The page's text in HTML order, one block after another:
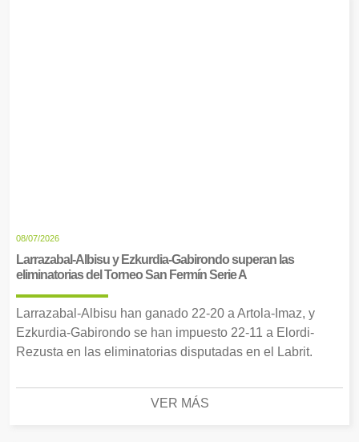
08/07/2026
Larrazabal-Albisu y Ezkurdia-Gabirondo superan las
eliminatorias del Torneo San Fermín Serie A
Larrazabal-Albisu han ganado 22-20 a Artola-Imaz, y
Ezkurdia-Gabirondo se han impuesto 22-11 a Elordi-
Rezusta en las eliminatorias disputadas en el Labrit.
VER MÁS